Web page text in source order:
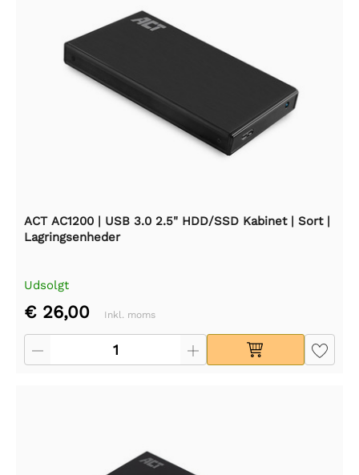
ACT AC1200 | USB 3.0 2.5" HDD/SSD Kabinet | Sort |
Lagringsenheder
Udsolgt
€ 26,00 Inkl. moms